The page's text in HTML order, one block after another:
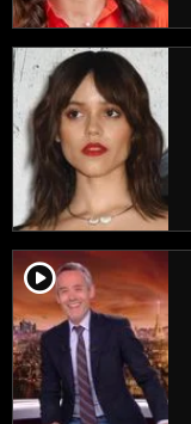
player2